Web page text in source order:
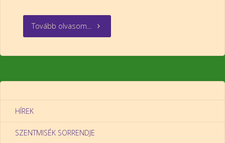
Tovább olvasom... "Családos
HÍREK
SZENTMISÉK SORRENDJE